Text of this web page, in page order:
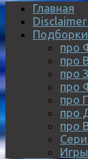
Главная
про
про
про
про
про
про
про